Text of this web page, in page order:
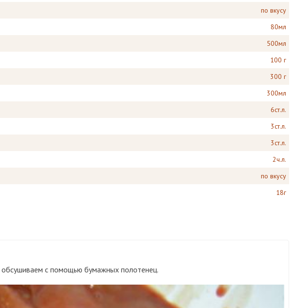
по вкусу
80мл
500мл
100 г
300 г
300мл
6ст.л.
3ст.л.
3ст.л.
2ч.л.
по вкусу
18г
с помощью бумажных полотенец.